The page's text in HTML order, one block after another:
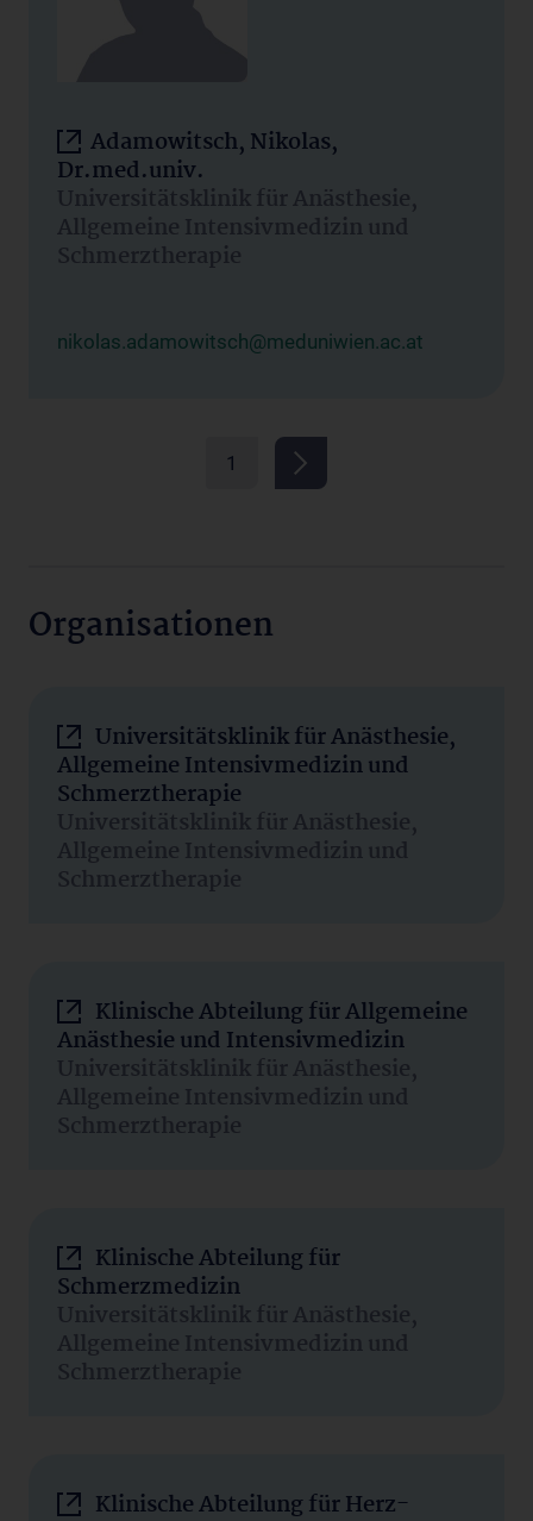
Adamowitsch, Nikolas,
Dr.med.univ.
Universitätsklinik für Anästhesie,
Allgemeine Intensivmedizin und
Schmerztherapie
nikolas.adamowitsch@meduniwien.ac.at
1
Organisationen
Universitätsklinik für Anästhesie,
Allgemeine Intensivmedizin und
Schmerztherapie
Universitätsklinik für Anästhesie,
Allgemeine Intensivmedizin und
Schmerztherapie
Klinische Abteilung für Allgemeine
Anästhesie und Intensivmedizin
Universitätsklinik für Anästhesie,
Allgemeine Intensivmedizin und
Schmerztherapie
Klinische Abteilung für
Schmerzmedizin
Universitätsklinik für Anästhesie,
Allgemeine Intensivmedizin und
Schmerztherapie
Klinische Abteilung für Herz-